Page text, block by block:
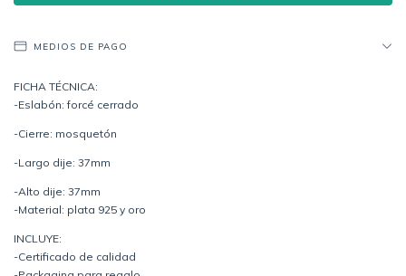
MEDIOS DE PAGO
FICHA TÉCNICA:
-Eslabón: forcé cerrado
-Cierre: mosquetón
-Largo dije: 37mm
-Alto dije: 37mm
-Material: plata 925 y oro
INCLUYE:
-Certificado de calidad